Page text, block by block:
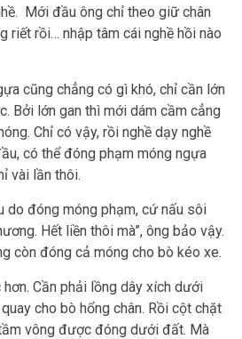
Mới đầu ông chỉ theo giữ chân
riết rồi… nhập tâm cái nghề hồi nào
cũng chẳng có gì khó, chỉ cần lớn
Bởi lớn gan thì mới dám cầm cẳng
Chỉ có vậy, rồi nghề dạy nghề
có thể đóng phạm móng ngựa
vài lần thôi.
do đóng móng phạm, cứ nấu sôi
Hết liền thôi mà”, ông bảo vậy.
còn đóng cả móng cho bò kéo xe.
Cần phải lồng dây xích dưới
cho bò hổng chân. Rồi cột chặt
vông được đóng dưới đất. Mà